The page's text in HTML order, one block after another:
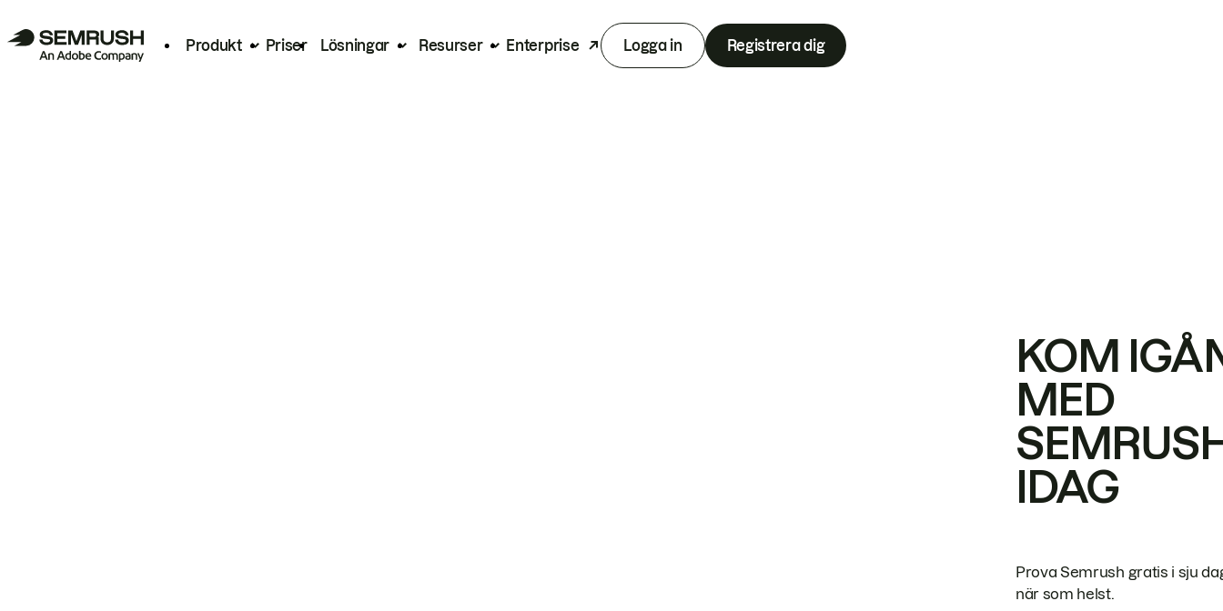
Produkt Priser Lösningar Resurser Enterprise Logga in Registrera dig
KOM
MED
IDAG
Prova Semrush gratis i sju
när som helst.